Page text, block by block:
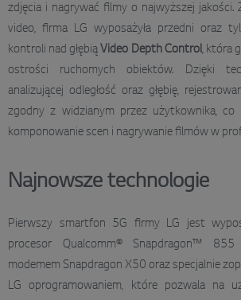
zdjęcia i nagrywać filmy o najwyższej jakości.
video, firma LG wyposażyła przedni oraz
kontroli nad głębią Video Depth Control, która
ostrości ruchomych obiektów. Dzięki
analizującej odległość oraz głębię,
zgodny z widzianym przez użytkownika, co
komponowanie scen i nagrywanie filmów w
Najnowsze technologie
Pierwszy smartfon 5G firmy LG jest
procesor Qualcomm® Snapdragon™
modemem Snapdragon X50 oraz specjalnie
LG oprogramowaniem, które pozwala na